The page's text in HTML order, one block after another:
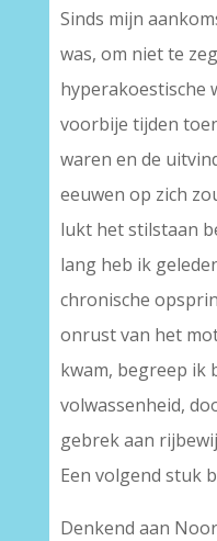
Sinds mijn
was, om niet te
hyperakoestische
voorbije tijden
waren en de
eeuwen op zich
lukt het stilstaan
lang heb ik
chronische
onrust van het
kwam, begreep ik
volwassenheid,
gebrek aan
Een volgend stuk
Denkend aan